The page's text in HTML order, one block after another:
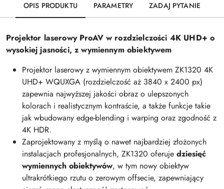
OPIS PRODUKTU PARAMETRY ZADAJ PYTANIE
Projektor laserowy ProAV w rozdzielczości 4K UHD+ o
wysokiej jasności, z wymiennym obiektywem
Projektor laserowy z wymiennym obiektywem ZK1320 4K
UHD+ WQUXGA (rozdzielczość aż 3840 x 2400 px)
zapewnia najwyższej jakości obraz o ulepszonych
kolorach i realistycznym kontraście, a także funkcje takie
jak wbudowany edge-blending i warping oraz zgodność z
4K HDR.
Zaprojektowany z myślą o nawet najbardziej złożonych
instalacjach profesjonalnych, ZK1320 oferuje dziesięć
wymiennych obiektywów, w tym nowy obiektyw
ultrakrótkiego rzutu o zerowym offsecie, zapewniający